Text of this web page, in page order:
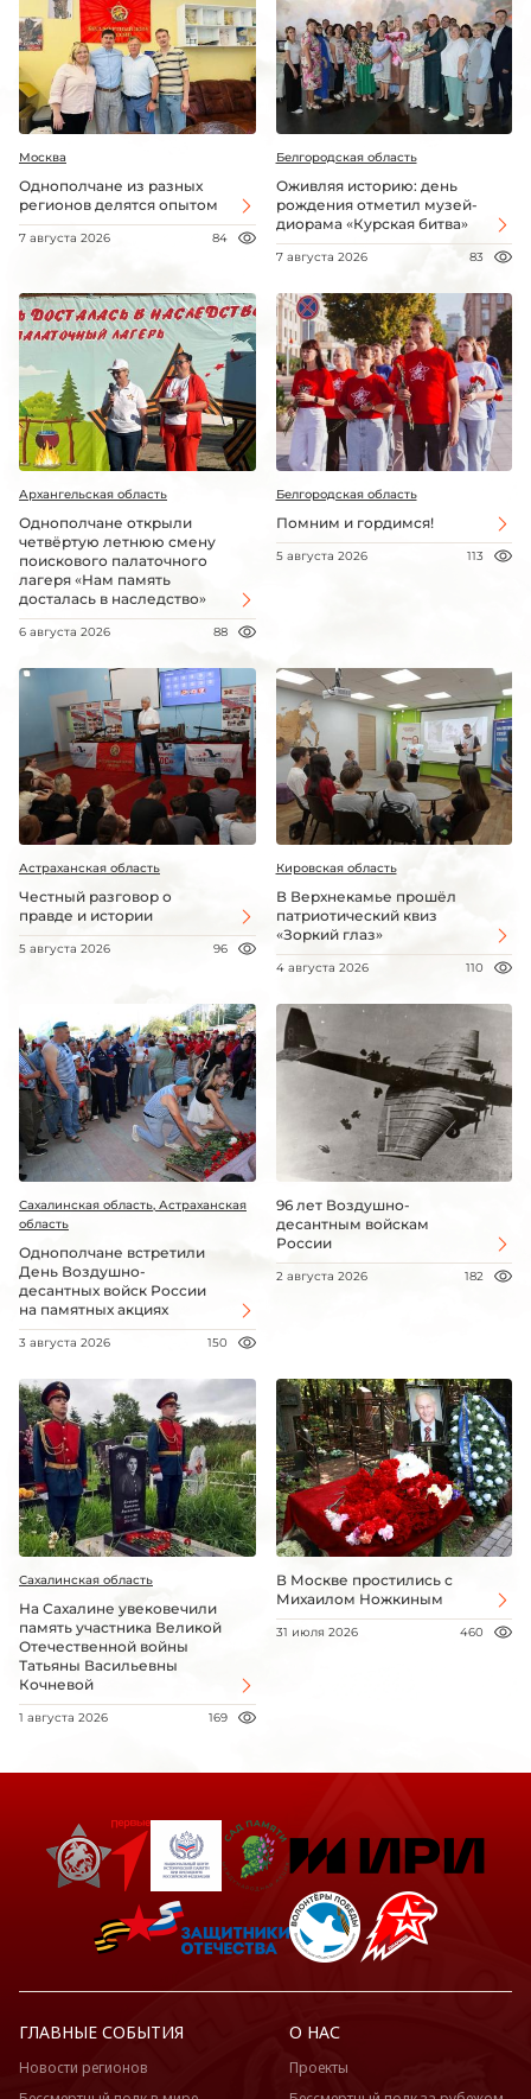
Москва
Однополчане из разных
регионов делятся опытом
7 августа 2026 84
Белгородская область
Оживляя историю: день
рождения отметил музей-
диорама «Курская битва»
7 августа 2026 83
Архангельская область
Однополчане открыли
четвёртую летнюю смену
поискового палаточного
лагеря «Нам память
досталась в наследство»
6 августа 2026 88
Белгородская область
Помним и гордимся!
5 августа 2026 113
Астраханская область
Честный разговор о
правде и истории
5 августа 2026 96
Кировская область
В Верхнекамье прошёл
патриотический квиз
«Зоркий глаз»
4 августа 2026 110
Сахалинская область, Астраханская
область
Однополчане встретили
День Воздушно-
десантных войск России
на памятных акциях
3 августа 2026 150
96 лет Воздушно-
десантным войскам
России
2 августа 2026 182
Сахалинская область
На Сахалине увековечили
память участника Великой
Отечественной войны
Татьяны Васильевны
Кочневой
1 августа 2026 169
В Москве простились с
Михаилом Ножкиным
31 июля 2026 460
ГЛАВНЫЕ СОБЫТИЯ
Новости регионов
О НАС
Проекты